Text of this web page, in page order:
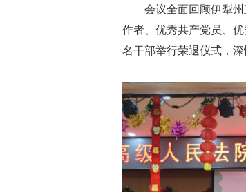
会议全面回顾伊犁
作者、优秀共产党员、
名干部举行荣退仪式，